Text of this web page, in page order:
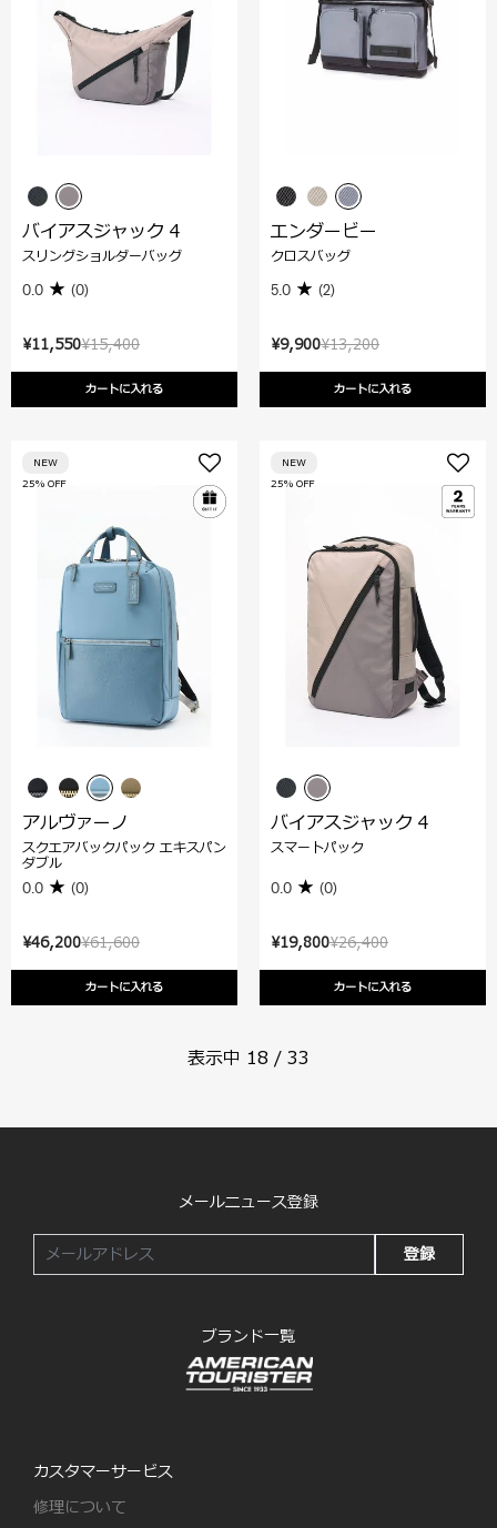
¥15,400
¥11,550
カートに入れる
バイアスジャック 4
スリングショルダーバッグ
0.0 (0)
¥13,200
¥9,900
カートに入れる
エンダービー
クロスバッグ
5.0 (2)
¥61,600
¥46,200
カートに入れる
25% OFF
NEW
アルヴァーノ
スクエアバックパック エキスパン
ダブル
0.0 (0)
¥26,400
¥19,800
カートに入れる
25% OFF
NEW
バイアスジャック 4
スマートパック
0.0 (0)
表示中 18 / 33
メールニュース登録
登録
ブランド一覧
カスタマーサービス
修理について